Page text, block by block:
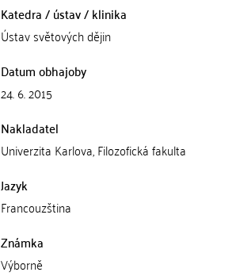
Katedra / ústav / klinika
Ústav světových dějin
Datum obhajoby
24. 6. 2015
Nakladatel
Univerzita Karlova, Filozofická fakulta
Jazyk
Francouzština
Známka
Výborně